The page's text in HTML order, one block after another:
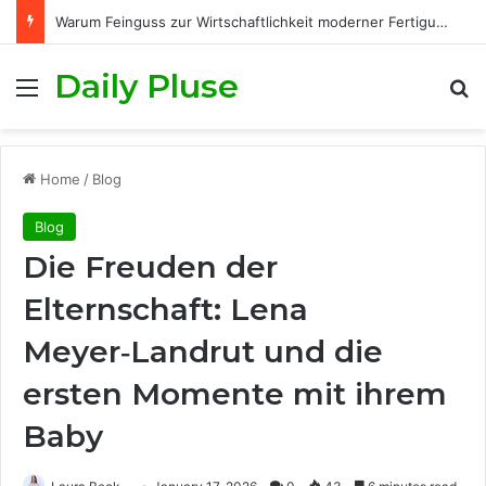
Warum Feinguss zur Wirtschaftlichkeit moderner Fertigungsprozesse beiträgt
Menu
Daily Pluse
Home / Blog
Blog
Die Freuden der
Elternschaft: Lena
Meyer‑Landrut und die
ersten Momente mit ihrem
Baby